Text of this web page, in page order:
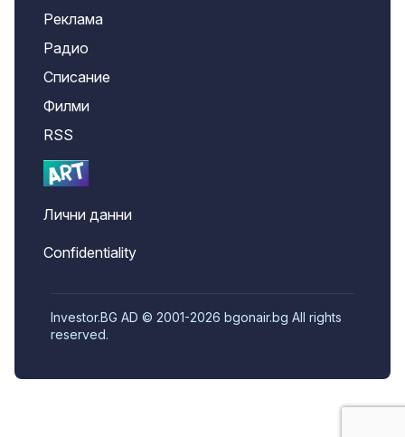
Реклама
Радио
Списание
Филми
RSS
Лични данни
Confidentiality
Investor.BG AD © 2001-2026 bgonair.bg All rights
reserved.